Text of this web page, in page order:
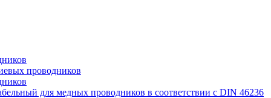
проводников
для медных проводников в соответствии с DIN 46236